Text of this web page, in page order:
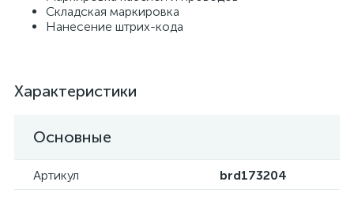
Складская маркировка
Нанесение штрих-кода
Характеристики
Основные
Артикул
brd173204